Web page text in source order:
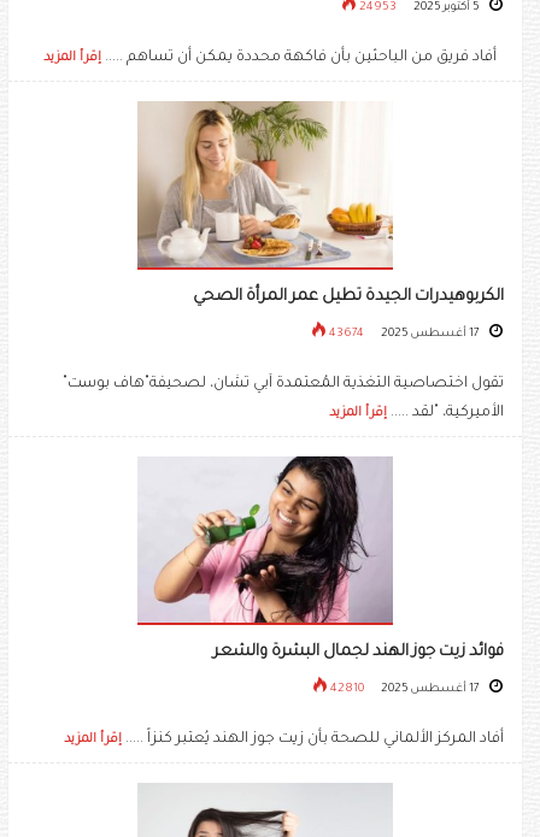
24953
أفاد فريق من الباحثين بأن فاكهة محددة يمكن أن تساهم ..... إقرأ المزيد
الكربوهيدرات الجيدة تطيل عمر المرأة الصحي
43674
تقول اختصاصية التغذية المُعتمدة آبي تشان، لصحيفة"هاف بوست"
الأميركية، "لقد ..... إقرأ المزيد
فوائد زيت جوز الهند لجمال البشرة والشعر
42810
أفاد المركز الألماني للصحة بأن زيت جوز الهند يُعتبر كنزاً ..... إقرأ المزيد